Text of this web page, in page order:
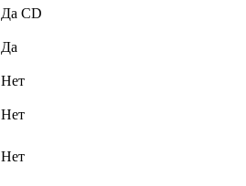
Да CD
Да
Нет
Нет
Нет